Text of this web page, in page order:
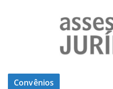
Convênios